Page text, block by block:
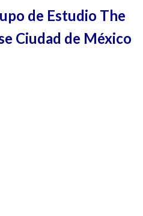
de Estudio The
Ciudad de México